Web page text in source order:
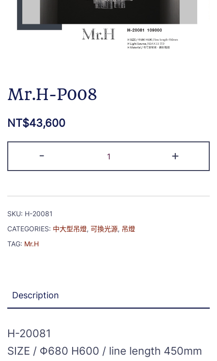
Mr.H-P008
NT$43,600
- +
SKU: H-20081
CATEGORIES: 中大型吊燈, 可換光源, 吊燈
TAG: Mr.H
Description
H-20081
SIZE / Φ680 H600 / line length 450mm